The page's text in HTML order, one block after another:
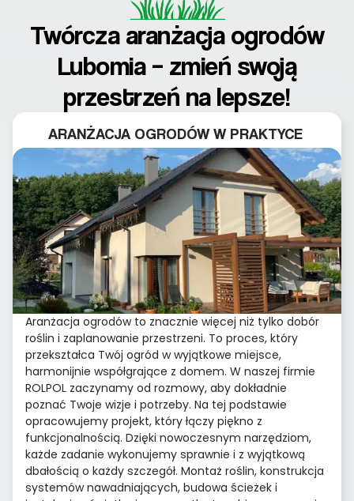
Twórcza aranżacja ogrodów
Lubomia – zmień swoją
przestrzeń na lepsze!
ARANŻACJA OGRODÓW W PRAKTYCE
Aranżacja ogrodów to znacznie więcej niż tylko dobór
roślin i zaplanowanie przestrzeni. To proces, który
przekształca Twój ogród w wyjątkowe miejsce,
harmonijnie współgrające z domem. W naszej firmie
ROLPOL zaczynamy od rozmowy, aby dokładnie
poznać Twoje wizje i potrzeby. Na tej podstawie
opracowujemy projekt, który łączy piękno z
funkcjonalnością. Dzięki nowoczesnym narzędziom,
każde zadanie wykonujemy sprawnie i z wyjątkową
dbałością o każdy szczegół. Montaż roślin, konstrukcja
systemów nawadniających, budowa ścieżek i